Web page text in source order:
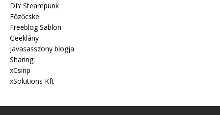
DIY Steampunk
Főzőcske
Freeblog Sablon
Geeklány
Javasasszony blogja
Sharing
xCsirip
xSolutions Kft